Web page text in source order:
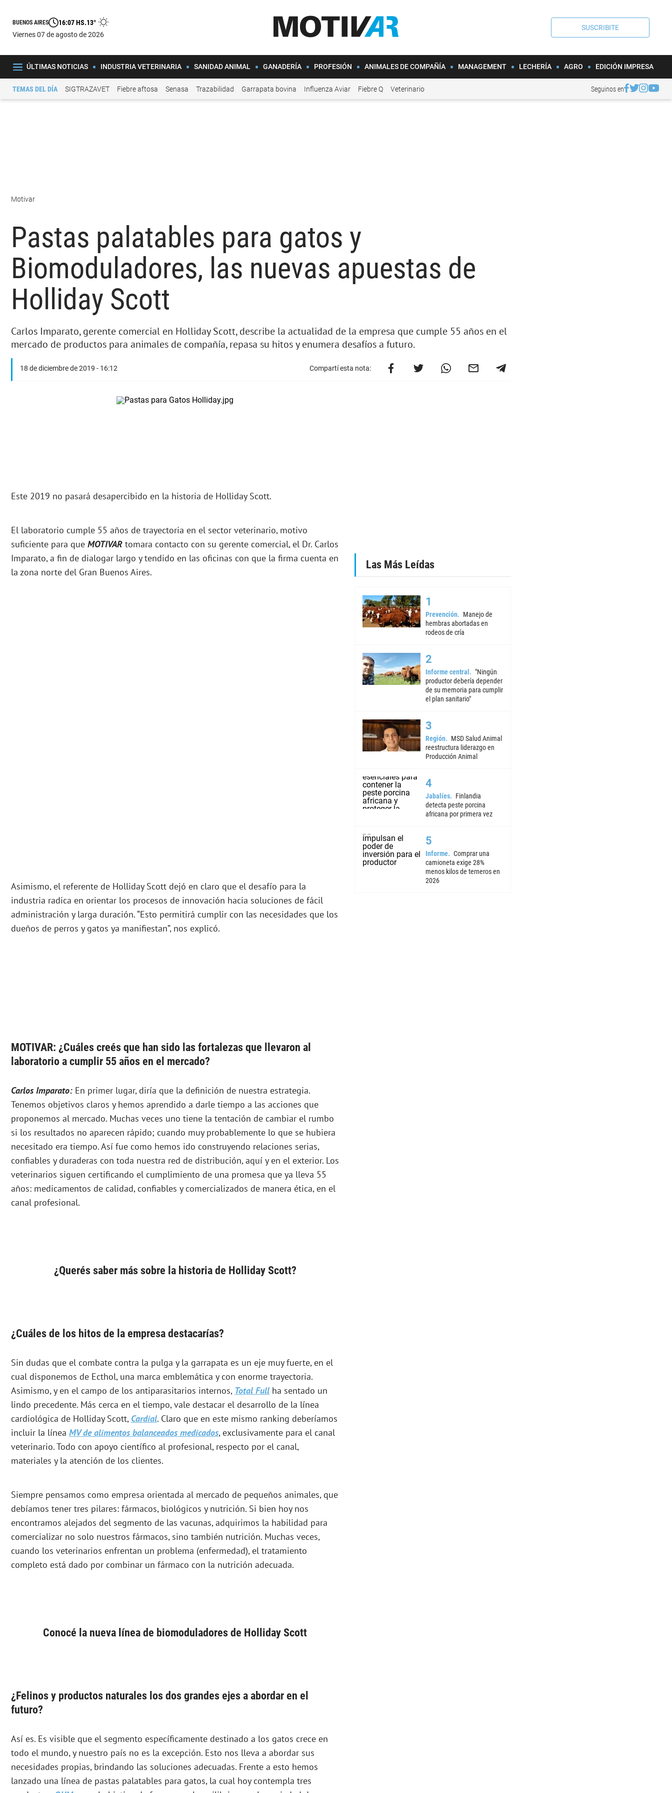
BUENOS AIRES 16:07 HS.13°
viernes 07 de agosto de 2026
SUSCRIBITE
ÚLTIMAS NOTICIAS INDUSTRIA VETERINARIA SANIDAD ANIMAL GANADERÍA PROFESIÓN ANIMALES DE COMPAÑÍA MANAGEMENT LECHERÍA AGRO EDICIÓN IMPRESA
TEMAS DEL DÍA SIGTRAZAVET Fiebre aftosa Senasa Trazabilidad Garrapata bovina Influenza Aviar Fiebre Q Veterinario Seguinos en
Motivar
Pastas palatables para gatos y
Biomoduladores, las nuevas apuestas de
Holliday Scott
Carlos Imparato, gerente comercial en Holliday Scott, describe la actualidad de la empresa que cumple 55 años en el
mercado de productos para animales de compañía, repasa su hitos y enumera desafíos a futuro.
18 de diciembre de 2019 - 16:12 Compartí esta nota:
Este 2019 no pasará desapercibido en la historia de Holliday Scott.
El laboratorio cumple 55 años de trayectoria en el sector veterinario, motivo
suficiente para que MOTIVAR tomara contacto con su gerente comercial, el Dr. Carlos
Imparato, a fin de dialogar largo y tendido en las oficinas con que la firma cuenta en
la zona norte del Gran Buenos Aires.
Asimismo, el referente de Holliday Scott dejó en claro que el desafío para la
industria radica en orientar los procesos de innovación hacia soluciones de fácil
administración y larga duración. “Esto permitirá cumplir con las necesidades que los
dueños de perros y gatos ya manifiestan”, nos explicó.
MOTIVAR: ¿Cuáles creés que han sido las fortalezas que llevaron al
laboratorio a cumplir 55 años en el mercado?
Carlos Imparato: En primer lugar, diría que la definición de nuestra estrategia.
Tenemos objetivos claros y hemos aprendido a darle tiempo a las acciones que
proponemos al mercado. Muchas veces uno tiene la tentación de cambiar el rumbo
si los resultados no aparecen rápido; cuando muy probablemente lo que se hubiera
necesitado era tiempo. Así fue como hemos ido construyendo relaciones serias,
confiables y duraderas con toda nuestra red de distribución, aquí y en el exterior. Los
veterinarios siguen certificando el cumplimiento de una promesa que ya lleva 55
años: medicamentos de calidad, confiables y comercializados de manera ética, en el
canal profesional.
¿Querés saber más sobre la historia de Holliday Scott?
¿Cuáles de los hitos de la empresa destacarías?
Sin dudas que el combate contra la pulga y la garrapata es un eje muy fuerte, en el
cual disponemos de Ecthol, una marca emblemática y con enorme trayectoria.
Asimismo, y en el campo de los antiparasitarios internos, Total Full ha sentado un
lindo precedente. Más cerca en el tiempo, vale destacar el desarrollo de la línea
cardiológica de Holliday Scott, Cardial. Claro que en este mismo ranking deberíamos
incluir la línea MV de alimentos balanceados medicados, exclusivamente para el canal
veterinario. Todo con apoyo científico al profesional, respecto por el canal,
materiales y la atención de los clientes.
Siempre pensamos como empresa orientada al mercado de pequeños animales, que
debíamos tener tres pilares: fármacos, biológicos y nutrición. Si bien hoy nos
encontramos alejados del segmento de las vacunas, adquirimos la habilidad para
comercializar no solo nuestros fármacos, sino también nutrición. Muchas veces,
cuando los veterinarios enfrentan un problema (enfermedad), el tratamiento
completo está dado por combinar un fármaco con la nutrición adecuada.
Conocé la nueva línea de biomoduladores de Holliday Scott
¿Felinos y productos naturales los dos grandes ejes a abordar en el
futuro?
Así es. Es visible que el segmento específicamente destinado a los gatos crece en
todo el mundo, y nuestro país no es la excepción. Esto nos lleva a abordar sus
necesidades propias, brindando las soluciones adecuadas. Frente a esto hemos
lanzado una línea de pastas palatables para gatos, la cual hoy contempla tres
Las Más Leídas
Prevención
Manejo de
hembras abortadas en
rodeos de cría
Informe central
"Ningún
productor debería depender
de su memoria para cumplir
el plan sanitario"
Región
MSD Salud Animal
reestructura liderazgo en
Producción Animal
Jabalíes
Finlandia
detecta peste porcina
africana por primera vez
Informe
Comprar una
camioneta exige 28%
menos kilos de terneros en
2026